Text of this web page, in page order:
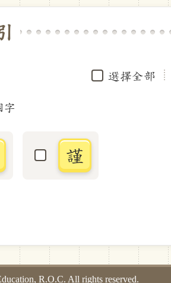
選擇全部
字
謳」字 選取「謹」字
謹
R.O.C. All rights reserved.